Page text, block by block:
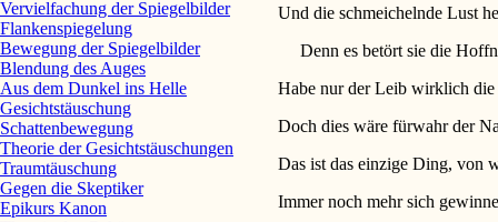
Und die schmeichelnde Lust
Denn es betört sie die
Habe nur der Leib wirklich
Doch dies wäre fürwahr der
Das ist das einzige Ding, von
Immer noch mehr sich
Vervielfachung der Spiegelbilder
Flankenspiegelung
Bewegung der Spiegelbilder
Blendung des Auges
Aus dem Dunkel ins Helle
Gesichtstäuschung
Schattenbewegung
Theorie der Gesichtstäuschungen
Traumtäuschung
Gegen die Skeptiker
Epikurs Kanon